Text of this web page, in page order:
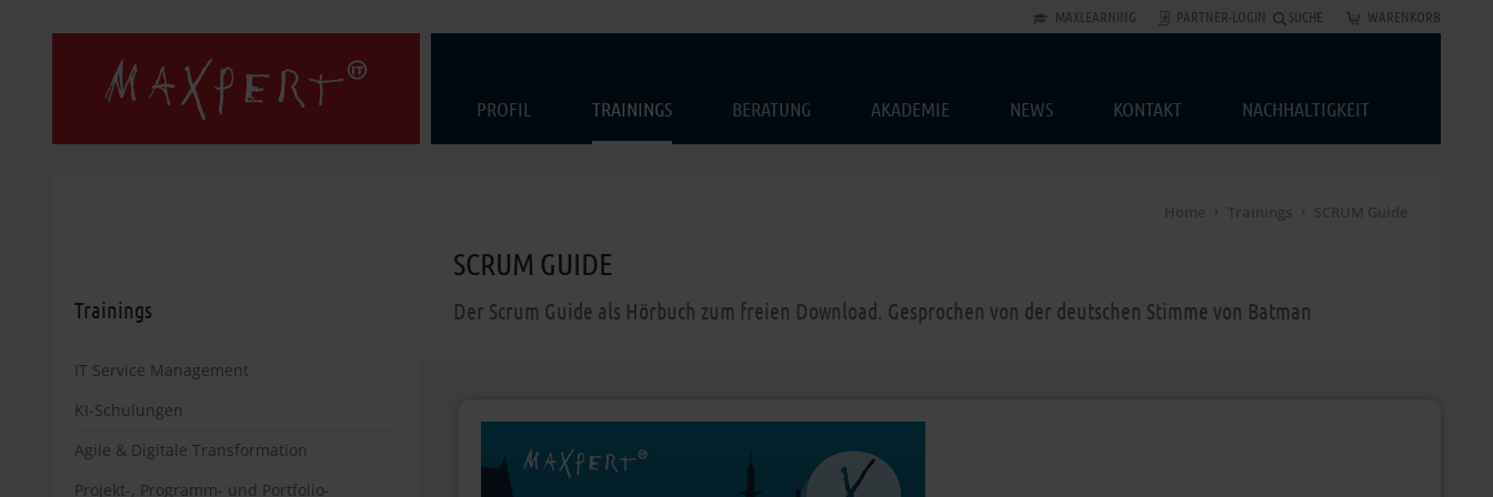
MAXLEARNING PARTNER-LOGIN SUCHE WARENKORB
PROFIL TRAININGS BERATUNG AKADEMIE NEWS KONTAKT NACHHALTIGKEIT
Trainings
IT Service Management
KI-Schulungen
Agile & Digitale Transformation
Projekt-, Programm- und Portfolio-
SCRUM GUIDE
Der Scrum Guide als Hörbuch zum freien Download. Gesprochen von der deutschen Stimme von Batman